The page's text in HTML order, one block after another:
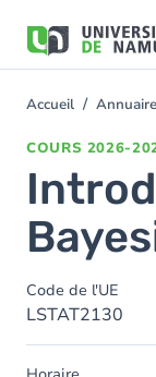
contenu
You
Accueil
COURS 2026-
Code de l'UE
LSTAT2130